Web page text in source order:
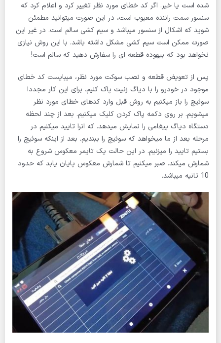
شده است یا خیر. اگر کد خطای مورد نظر تغییر کرد و اعلام کرد که
سنسور سمت راننده معیوب است، در این صورت میتوانید مطمئن
شوید که اشکال از سنسور میباشد و سیم کشی سالم است. در غیر این
صورت ممکن است سیم کشی مشکل داشته باشد. با این روش نیازی
نخواهد بود که بیهوده قطعه ای را سفارش دهید که سالم است!
پس از تعویض قطعه و نصب سوکت مورد نظر، میبایست کد خطای
موجود در خودرو را با دیاگ زنیت پاک کنیم. برای این کار مجددا
سوئیچ را باز میکنیم به روش قبل وارد کدهای خطای مورد نظر
میشویم. بر روی دکمه پاک کردن کلیک میکنیم. بعد از چند لحظه
دستگاه دیاگ پیغامی را نمایش میدهد. که انرا تایید میکنیم در
مرحله بعد از ما میخواهد که سوئیچ را ببندیم. بعد از اینکه سوئیچ را
بستیم تایید را میزنیم. در این حالت یک تایمر معکوس شروع به
شمارش میکند. صبر میکنیم تا شمارش معکوس پایان یابد که حدود
10 ثانیه میباشد.